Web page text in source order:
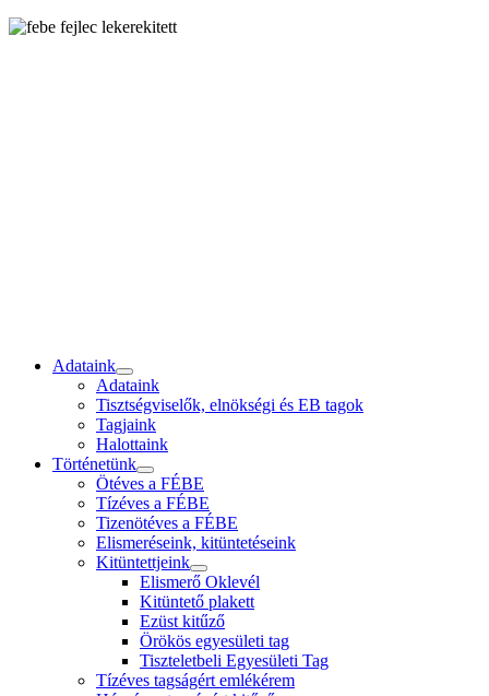
Adataink
Adataink
Tisztségviselők, elnökségi és EB tagok
Tagjaink
Halottaink
Történetünk
Ötéves a FÉBE
Tízéves a FÉBE
Tizenötéves a FÉBE
Elismeréseink, kitüntetéseink
Kitüntettjeink
Elismerő Oklevél
Kitüntető plakett
Ezüst kitűző
Örökös egyesületi tag
Tiszteletbeli Egyesületi Tag
Tízéves tagságért emlékérem